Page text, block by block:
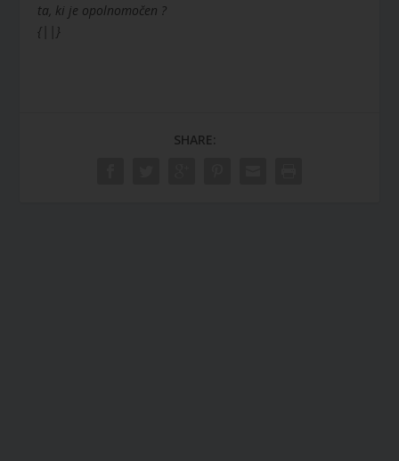
ta, ki je opolnomočen ?
{||}
SHARE: